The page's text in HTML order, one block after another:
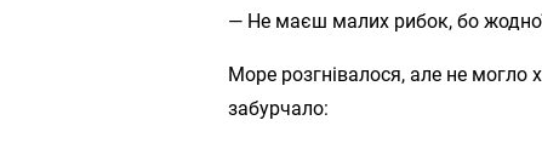
— Не маєш малих рибок, бо
Море розгнівалося, але не
забурчало: